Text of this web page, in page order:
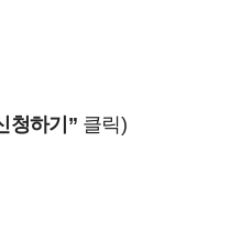
청하기” 클릭)